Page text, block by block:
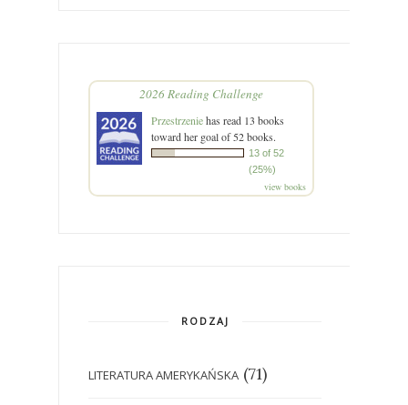
2026 Reading Challenge
Przestrzeniehas read 13 books
toward her goal of 52 books.
13 of 52
(25%)
view books
RODZAJ
LITERATURA AMERYKAŃSKA (71)